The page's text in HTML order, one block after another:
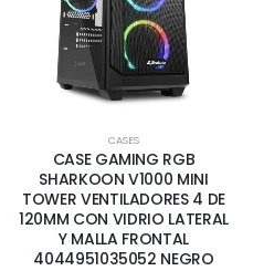
CASES
CASE GAMING RGB
SHARKOON V1000 MINI
TOWER VENTILADORES 4 DE
120MM CON VIDRIO LATERAL
Y MALLA FRONTAL
4044951035052 NEGRO